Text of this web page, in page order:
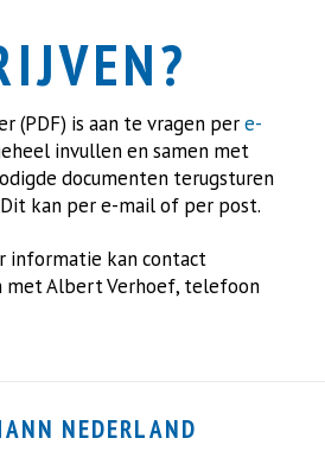
(PDF) is aan te vragen pere-
invullen en samen met
documenten terugsturen
kan per e-mail of per post.
informatie kan contact
met Albert Verhoef, telefoon
NEDERLAND